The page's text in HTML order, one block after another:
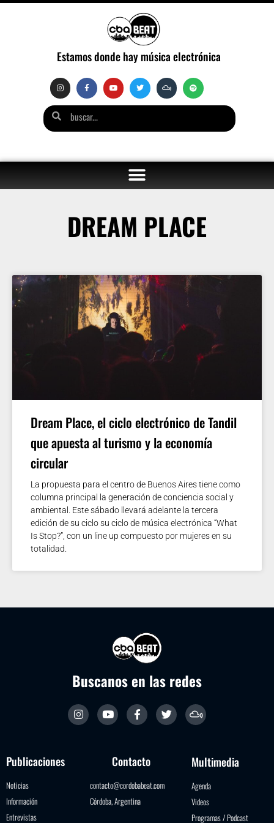
Estamos donde hay música electrónica
DREAM PLACE
Dream Place, el ciclo electrónico de Tandil
que apuesta al turismo y la economía
circular
La propuesta para el centro de Buenos Aires tiene como
columna principal la generación de conciencia social y
ambiental. Este sábado llevará adelante la tercera
edición de su ciclo su ciclo de música electrónica “What
Is Stop?”, con un line up compuesto por mujeres en su
totalidad.
Buscanos en las redes
Publicaciones
Noticias
Información
Entrevistas
Contacto
contacto@cordobabeat.com
Córdoba, Argentina
Multimedia
Agenda
Videos
Programas / Podcast